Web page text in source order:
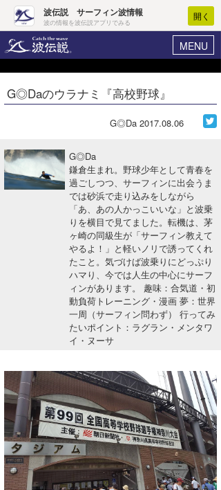
波伝説 サーフィン波情報
波の情報を波伝説アプリでみる
開く
MENU
ヘルプ マイホーム
ログイン
波情報･概況
WAVE HUNTER波予想ツール
サーフィンエリアガイド
会員メニュー
今月のプレゼント
G◎Daのウラナミ『高校野球』
G◎Da 2017.08.06
G◎Da
鎌倉生まれ。野球少年として青春を
過ごしつつ、サーフィンに出会うま
では砂浜で走り込みをしながら
「あ、あの人かっこいいな」と波乗
りを横目で見てました。転機は、茅
ヶ崎の同級生が「サーフィン教えて
やるよ！」と軽いノリで誘ってくれ
たこと。気づけば波乗りにどっぷり
ハマり、今では人生の中心にサーフ
ィンがあります。 趣味：合気道・初
動負荷トレーニング・漫画 夢：世界
一周（サーフィン問わず） 行ってみ
たいポイント：ラグラン・メンタワ
イ・ヌーサ
Core Surf Japan
ファッション/グッズ
アート＆エンタメ
ショップ情報
ショップ情報
伊豆
千葉南
大阪
四国
ルール＆How to
VOTE!
サーファーズ